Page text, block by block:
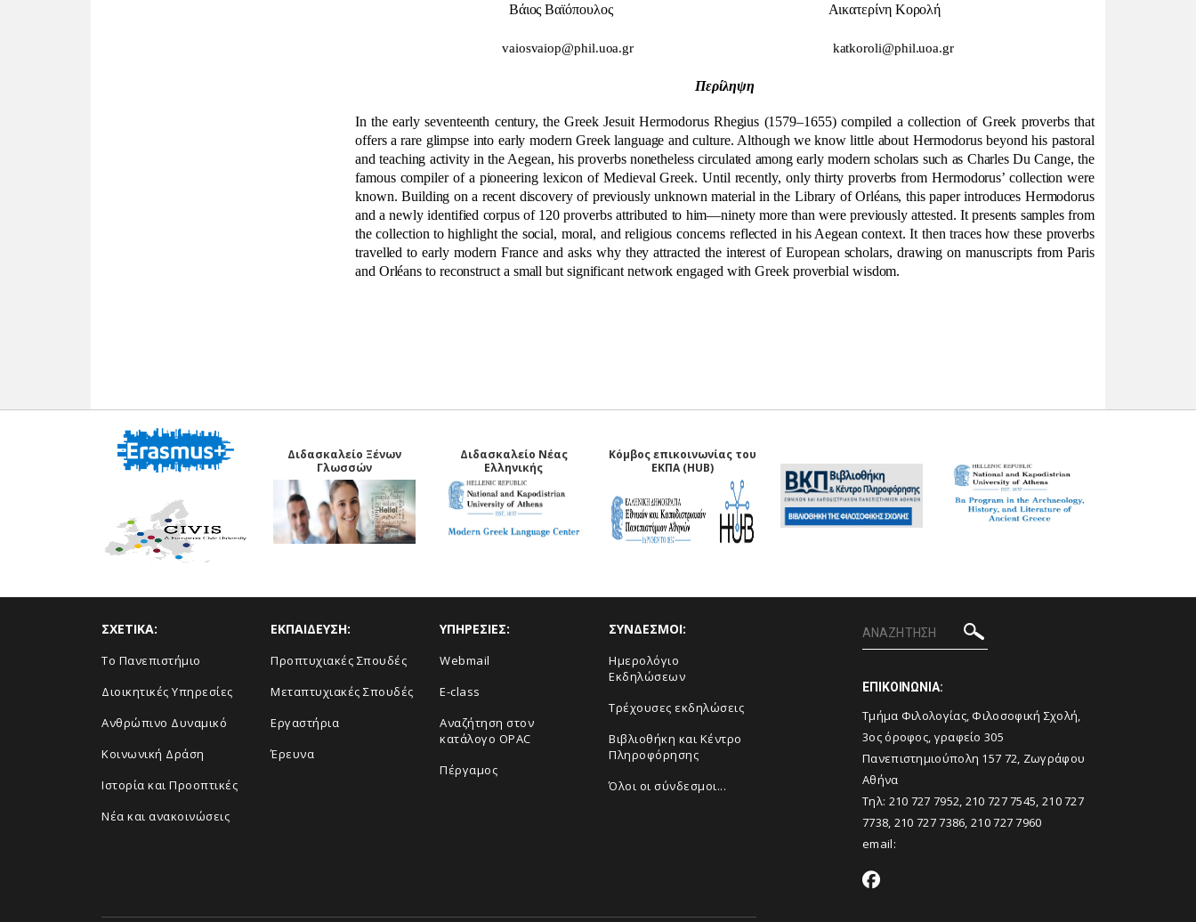
Βάιος Βαϊόπουλος Αικατερίνη Κορολή
vaiosvaiop@phil.uoa.gr katkoroli@phil.uoa.gr
Περίληψη
In the early seventeenth century, the Greek Jesuit Hermodorus Rhegius (1579–1655) compiled a collection of Greek proverbs that
offers a rare glimpse into early modern Greek language and culture. Although we know little about Hermodorus beyond his pastoral
and teaching activity in the Aegean, his proverbs nonetheless circulated among early modern scholars such as Charles Du Cange, the
famous compiler of a pioneering lexicon of Medieval Greek. Until recently, only thirty proverbs from Hermodorus’ collection were
known.Building on a recent discovery of previously unknown material in the Library of Orléans, this paper introduces Hermodorus
and a newly identified corpus of 120 proverbs attributed to him—ninety more than were previously attested. It presents samples from
the collection to highlight the social, moral, and religious concerns reflected in his Aegean context. It then traces how these proverbs
travelled to early modern France and asks why they attracted the interest of European scholars, drawing on manuscripts from Paris
and Orléans to reconstruct a small but significant network engaged with Greek proverbial wisdom.
Διδασκαλείο Ξένων
Γλωσσών
Διδασκαλείο Νέας
Ελληνικής
Κόμβος επικοινωνίας του
ΕΚΠΑ (HUB)
ΣΧΕΤΙΚΑ:
Το Πανεπιστήμιο
Διοικητικές Υπηρεσίες
Ανθρώπινο Δυναμικό
Κοινωνική Δράση
Ιστορία και Προοπτικές
Νέα και ανακοινώσεις
ΕΚΠΑΙΔΕΥΣΗ:
Προπτυχιακές Σπουδές
Μεταπτυχιακές Σπουδές
Εργαστήρια
Έρευνα
ΥΠΗΡΕΣΙΕΣ:
Webmail
E-class
Αναζήτηση στον
κατάλογο OPAC
Πέργαμος
ΣΥΝΔΕΣΜΟΙ:
Ημερολόγιο
Εκδηλώσεων
Τρέχουσες εκδηλώσεις
Βιβλιοθήκη και Κέντρο
Πληροφόρησης
Όλοι οι σύνδεσμοι...
ΕΠΙΚΟΙΝΩΝΙΑ:
Tμήμα Φιλολογίας, Φιλοσοφική Σχολή,
3ος όροφος, γραφείο 305
Πανεπιστημιούπολη 157 72, Ζωγράφου
Αθήνα
Τηλ: 210 727 7952, 210 727 7545, 210 727
7738, 210 727 7386, 210 727 7960
email: